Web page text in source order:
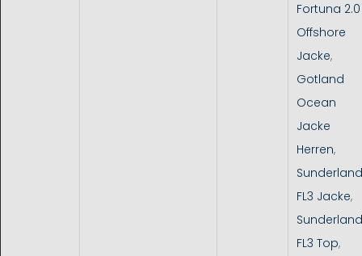
Fortuna 2.0
Offshore
Jacke,
Gotland
Ocean
Jacke
Herren,
Sunderland
FL3 Jacke,
Sunderland
FL3 Top,